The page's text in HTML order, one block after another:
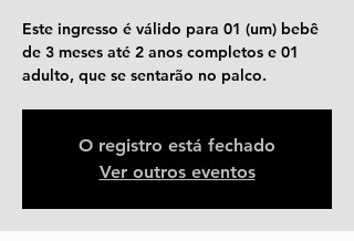
Este ingresso é válido para 01 (um) bebê
de 3 meses até 2 anos completos e 01
adulto, que se sentarão no palco.
O registro está fechado
Ver outros eventos